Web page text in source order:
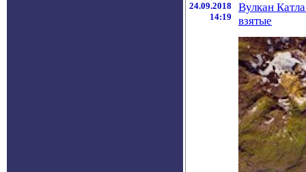
24.09.2018
14:19
Вулкан
взятые